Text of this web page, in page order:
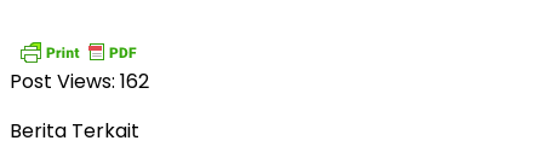
Post Views: 162
Berita Terkait